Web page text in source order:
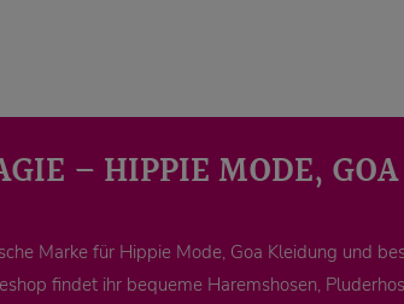
– HIPPIE MODE,
Marke für Hippie Mode, Goa Kleidung und
findet ihr bequeme Haremshosen,